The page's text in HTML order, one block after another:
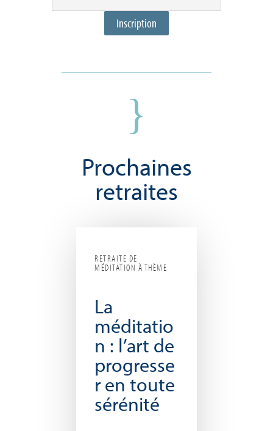
Inscription
}
Prochaines
retraites
RETRAITE DE
MÉDITATION À THÈME
La
méditatio
n : l’art de
progresse
r en toute
sérénité